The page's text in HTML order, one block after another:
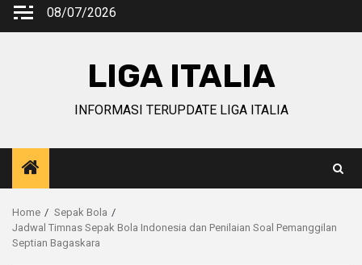
Skip
08/07/2026
LIGA ITALIA
INFORMASI TERUPDATE LIGA ITALIA
Home
Sepak Bola
Jadwal Timnas Sepak Bola Indonesia dan Penilaian Soal Pemanggilan
Septian Bagaskara